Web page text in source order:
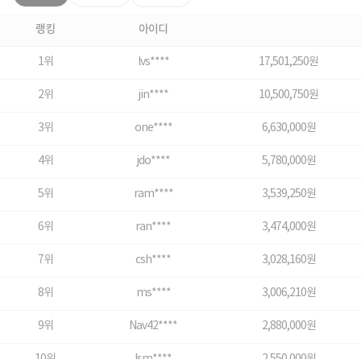
랭킹 아이디
1위 lvs**** 17,501,250원
2위 jin**** 10,500,750원
3위 one**** 6,630,000원
4위 jdo**** 5,780,000원
5위 ram**** 3,539,250원
6위 ran**** 3,474,000원
7위 csh**** 3,028,160원
8위 ms**** 3,006,210원
9위 Nav42**** 2,880,000원